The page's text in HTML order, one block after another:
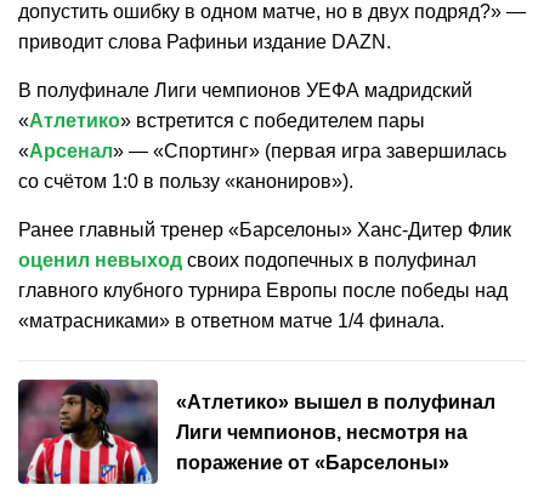
допустить ошибку в одном матче, но в двух подряд?» —
приводит слова Рафиньи издание DAZN.
В полуфинале Лиги чемпионов УЕФА мадридский
«Атлетико» встретится с победителем пары
«Арсенал» — «Спортинг» (первая игра завершилась
со счётом 1:0 в пользу «канониров»).
Ранее главный тренер «Барселоны» Ханс-Дитер Флик
оценил невыход своих подопечных в полуфинал
главного клубного турнира Европы после победы над
«матрасниками» в ответном матче 1/4 финала.
«Атлетико» вышел в полуфинал
Лиги чемпионов, несмотря на
поражение от «Барселоны»